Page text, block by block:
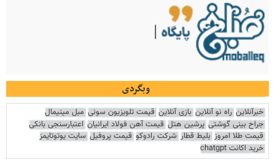
وبگردی
خبرآنلاین راه نو آنلاین بازی آنلاین قیمت تلویزیون سونی مبل مینیمال
جراح بینی گوشتی پرشین هتل قیمت آهن فولاد ایرانیان اعتبارسنجی بانکی
قیمت طلا امروز بلیط قطار شرکت رادوکو قیمت پروفیل سایت یوتوتایمز
خرید اکانت chatgpt